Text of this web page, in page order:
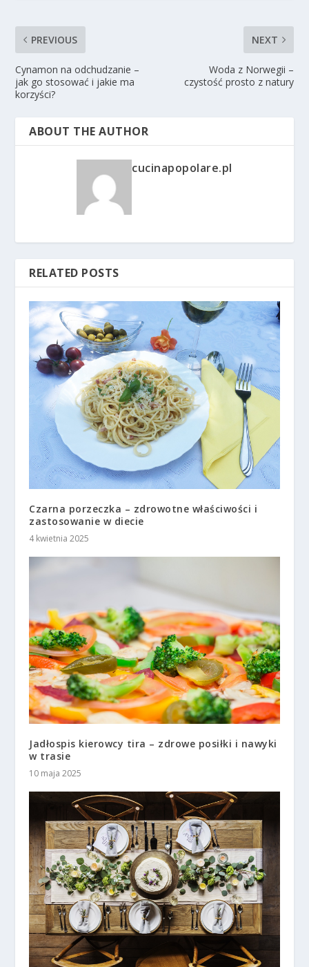
PREVIOUS
Cynamon na odchudzanie –
jak go stosować i jakie ma
korzyści?
NEXT
Woda z Norwegii –
czystość prosto z natury
ABOUT THE AUTHOR
cucinapopolare.pl
RELATED POSTS
Czarna porzeczka – zdrowotne właściwości i
zastosowanie w diecie
4 kwietnia 2025
Jadłospis kierowcy tira – zdrowe posiłki i nawyki
w trasie
10 maja 2025